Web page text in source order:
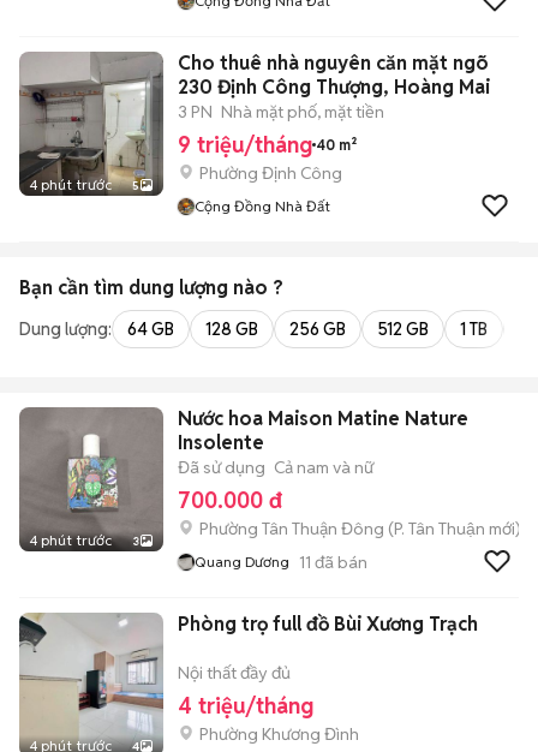
4 phút trước 5
Cho thuê nhà nguyên căn mặt ngõ
230 Định Công Thượng, Hoàng Mai
3 PN Nhà mặt phố, mặt tiền
9 triệu/tháng 40 m²
Phường Định Công
Cộng Đồng Nhà Đất
Bạn cần tìm dung lượng nào ?
Dung lượng: 64 GB 128 GB 256 GB 512 GB 1 TB
4 phút trước 3
Nước hoa Maison Matine Nature
Insolente
Đã sử dụng Cả nam và nữ
700.000 đ
Phường Tân Thuận Đông (P. Tân Thuận mới)
Quang Dương 11 đã bán
4 phút trước 4
Phòng trọ full đồ Bùi Xương Trạch
Nội thất đầy đủ
4 triệu/tháng
Phường Khương Đình